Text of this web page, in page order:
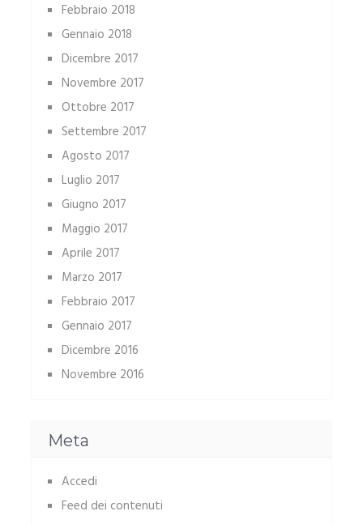
Febbraio 2018
Gennaio 2018
Dicembre 2017
Novembre 2017
Ottobre 2017
Settembre 2017
Agosto 2017
Luglio 2017
Giugno 2017
Maggio 2017
Aprile 2017
Marzo 2017
Febbraio 2017
Gennaio 2017
Dicembre 2016
Novembre 2016
Meta
Accedi
Feed dei contenuti